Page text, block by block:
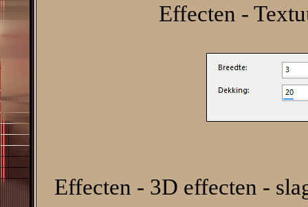
Effecten -
Effecten - 3D effecten -